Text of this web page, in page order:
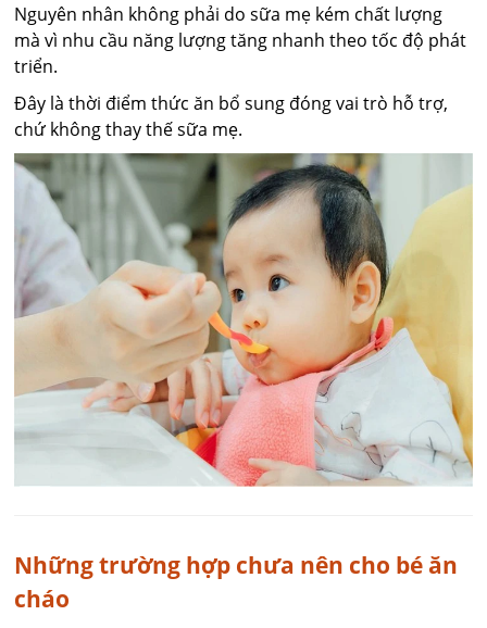
Nguyên nhân không phải do sữa mẹ kém chất lượng
mà vì nhu cầu năng lượng tăng nhanh theo tốc độ phát
triển.
Đây là thời điểm thức ăn bổ sung đóng vai trò hỗ trợ,
chứ không thay thế sữa mẹ.
Những trường hợp chưa nên cho bé ăn
cháo